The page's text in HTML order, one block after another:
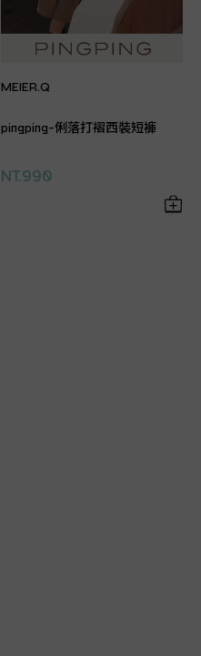
MEIER.Q
pingping-俐落打褶西裝短褲
NT.990